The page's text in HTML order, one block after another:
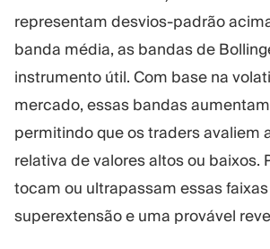
representam desvios-padrão
banda média, as bandas de
instrumento útil. Com base na
mercado, essas bandas
permitindo que os traders avaliem
relativa de valores altos ou baixos.
tocam ou ultrapassam essas
superextensão e uma provável